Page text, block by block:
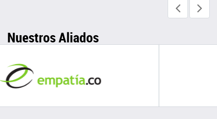
Nuestros Aliados